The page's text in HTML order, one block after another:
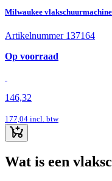
Milwaukee vlakschuurmachine
Artikelnummer 137164
Op voorraad
146,32
177,04 incl. btw
Wat is een